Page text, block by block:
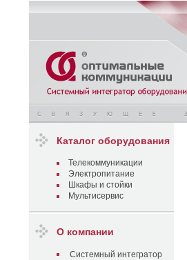
Каталог оборудования
Телекоммуникации
Электропитание
Шкафы и стойки
Мультисервис
О компании
Системный интегратор